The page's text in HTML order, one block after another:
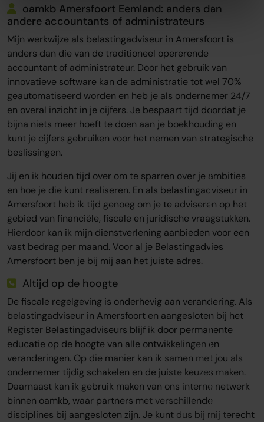
oamkb Amersfoort Eemland: anders dan
andere accountants of administrateurs
Mijn werkwijze als belastingadviseur in Amersfoort is
anders dan die van de traditioneel opererende
accountant of administrateur. Door het gebruik van
innovatieve software kan de administratie tot wel 70%
geautomatiseerd worden en heb je als ondernemer 24/7
en overal inzicht in je cijfers. Je bespaart tijd doordat je
bijna niets meer hoeft te doen aan je boekhouding en
kunt je cijfers gebruiken voor het nemen van strategische
beslissingen.
Jij en ik houden tijd over om te sparren over je ambities
en hoe je die kunt realiseren. En als belastingadviseur in
Amersfoort heb ik tijd genoeg om je te adviseren op het
gebied van financiële, fiscale en juridische vraagstukken.
Hierdoor kan ik mijn dienstverlening aanbieden voor een
vast bedrag per maand. Voor al je Belastingadvies
Amersfoort ben je bij mij aan het juiste adres.
Altijd op de hoogte
De fiscale regelgeving is onderhevig aan verandering. Als
belastingadviseur in Amersfoort en aangesloten bij het
Register Belastingadviseurs blijf ik door permanente
educatie op de hoogte van alle ontwikkelingen en
veranderingen. Op die manier kan ik samen met jou als
ondernemer tijdig schakelen en de juiste keuzes maken.
Daarnaast kan ik gebruik maken van ons interne netwerk
binnen oamkb, waar partners met verschillende
disciplines bij aangesloten zijn. Je kunt dus bij mij terecht